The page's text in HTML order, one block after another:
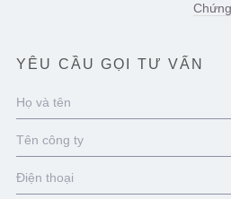
YÊU CẦU GỌI TƯ VẤN